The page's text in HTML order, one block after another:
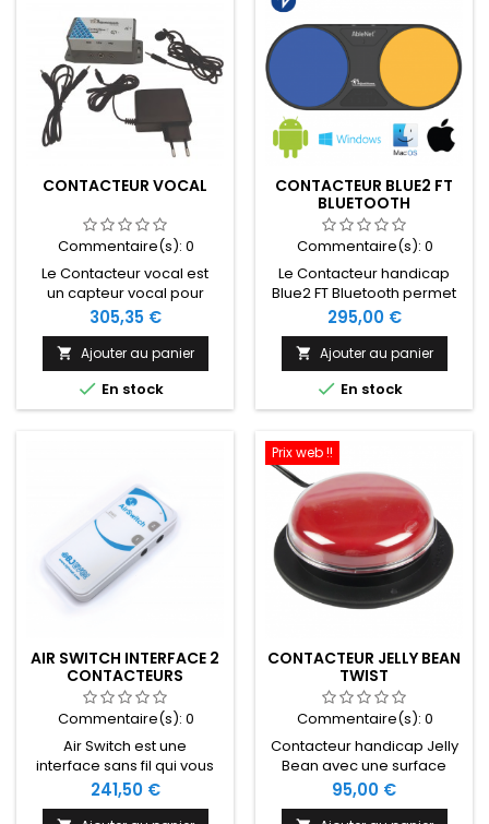
CONTACTEUR VOCAL
Commentaire(s): 0
Le Contacteur vocal est
un capteur vocal pour
appel infirmier avec sensibilité
réglable. Il permet à un
utilisateur d'activer le
système d'appel malade
par la voix.
Prix
305,35 €
 Ajouter au panier
 En stock
CONTACTEUR BLUE2 FT
BLUETOOTH
Commentaire(s): 0
Le Contacteur handicap
Blue2 FT Bluetooth permet
de piloter une tablette, un
ordinateur ou un
smartphone en défilement.
Il peut également
s'accoupler à un
contacteur Alu Switch 3 ou
contacteur.
Prix
295,00 €
 Ajouter au panier
 En stock
AIR SWITCH INTERFACE 2
CONTACTEURS
BLUETOOTH
Commentaire(s): 0
Air Switch est une
interface sans fil qui vous
permet de connecter un ou
deux contacteurs à
Prix
241,50 €
Prix web !!
CONTACTEUR JELLY BEAN
TWIST
Commentaire(s): 0
Contacteur handicap Jelly
Bean avec une surface
d'activation de 6,4 cm et
une force d'activation de
Prix
95,00 €